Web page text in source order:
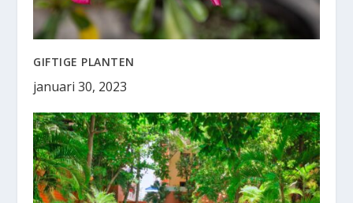
GIFTIGE PLANTEN
januari 30, 2023